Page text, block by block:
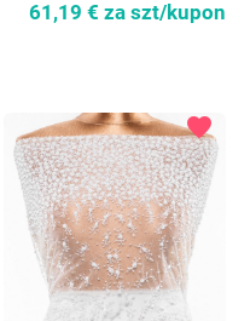
61,19 € za szt/kupon
favorite